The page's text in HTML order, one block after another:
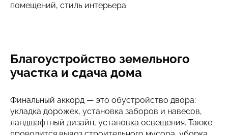
помещений, стиль интерьера.
Благоустройство земельного
участка и сдача дома
Финальный аккорд — это обустройство двора:
укладка дорожек, установка заборов и навесов,
ландшафтный дизайн, установка освещения. Также